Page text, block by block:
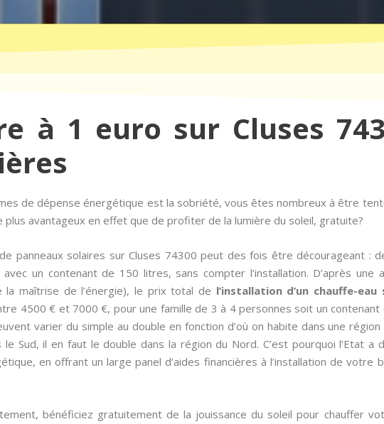
à 1 euro sur Cluses
de dépense énergétique est la sobriété, vous êtes nombreux à être
plus avantageux en effet que de profiter de la lumière du soleil, gratuite?
panneaux solaires sur Cluses 74300 peut des fois être décourageant :
un contenant de 150 litres, sans compter l’installation. D’après une
la maîtrise de l’énergie), le prix total de l’installation d’un chauffe-eau
4500 € et 7000 €, pour une famille de 3 à 4 personnes soit un
varier du simple au double en fonction d’où on habite dans une région
Sud, il en faut le double dans la région du Nord. C’est pourquoi l’Etat
en offrant un large panel d’aides financières à l’installation de votre
bénéficiez gratuitement de la jouissance du soleil pour chauffer